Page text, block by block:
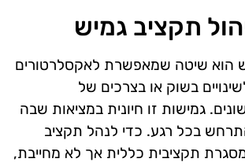
תקציב גמיש
הוא שיטה שמאפשרת לאקסלרטורים
בשוק או בצרכים של
גמישות זו חיונית במציאות שבה
בכל רגע. כדי לנהל תקציב
תקציבית כללית אך לא מחייבת,